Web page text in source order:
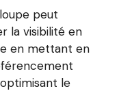
peut
la visibilité en
en mettant en
le